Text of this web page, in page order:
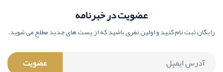
عضویت در خبرنامه
رایگان ثبت نام کنید و اولین نفری باشید که از پست های جدید مطلع می شوید.
عضویت